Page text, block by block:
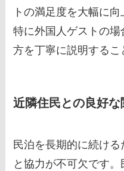
トの満足度を大幅に
特に外国人ゲストの
方を丁寧に説明するこ
近隣住民との良好な
民泊を長期的に続け
と協力が不可欠です